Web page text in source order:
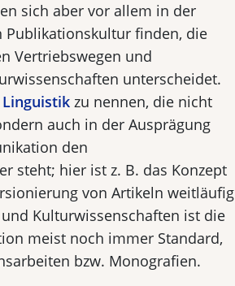
sich aber vor allem in der
Publikationskultur finden, die
Vertriebswegen und
unterscheidet.
Linguistik zu nennen, die nicht
auch in der Ausprägung
den
steht; hier ist z. B. das Konzept
von Artikeln weitläufig
Kulturwissenschaften ist die
meist noch immer Standard,
bzw. Monografien.